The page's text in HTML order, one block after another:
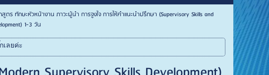
ตร ทักษะหัวหน้างาน ภาวะผู้นำ การจูงใจ การให้คำแนะนำปรึกษา (Supervisory Skills and
1-3 วัน
เลยค่ะ